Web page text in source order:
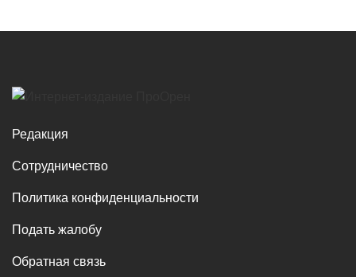
Редакция
Сотрудничество
Политика конфиденциальности
Подать жалобу
Обратная связь